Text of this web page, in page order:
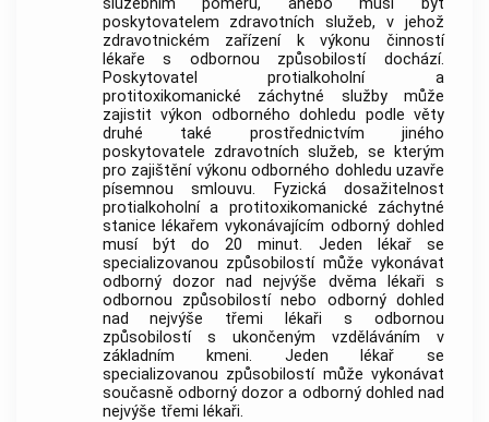
poskytovatelem zdravotních služeb, v jehož
zdravotnickém zařízení k výkonu činností
lékaře s odbornou způsobilostí dochází.
Poskytovatel protialkoholní a
protitoxikomanické záchytné služby může
zajistit výkon odborného dohledu podle věty
druhé také prostřednictvím jiného
poskytovatele zdravotních služeb, se kterým
pro zajištění výkonu odborného dohledu uzavře
písemnou smlouvu. Fyzická dosažitelnost
protialkoholní a protitoxikomanické záchytné
stanice lékařem vykonávajícím odborný dohled
musí být do 20 minut. Jeden lékař se
specializovanou způsobilostí může vykonávat
odborný dozor nad nejvýše dvěma lékaři s
odbornou způsobilostí nebo odborný dohled
nad nejvýše třemi lékaři s odbornou
způsobilostí s ukončeným vzděláváním v
základním kmeni. Jeden lékař se
specializovanou způsobilostí může vykonávat
současně odborný dozor a odborný dohled nad
nejvýše třemi lékaři.